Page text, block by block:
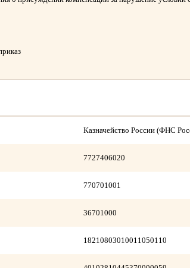
Казначейство России (ФНС
7727406020
770701001
36701000
18210803010011050110